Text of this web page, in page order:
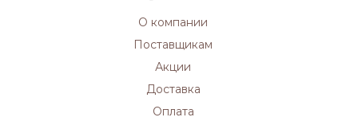
О компании
Поставщикам
Акции
Доставка
Оплата